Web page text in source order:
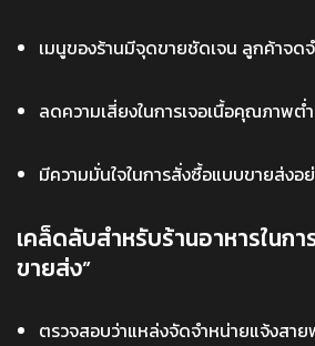
เมนูของร้านมีจุดขายชัดเจน ลูกค้าจด
ลดความเสี่ยงในการเจอเนื้อคุณภาพต่
มีความมั่นใจในการสั่งซื้อแบบขายส่งอ
เคล็ดลับสำหรับร้านอาหารในกา
ขายส่ง”
ตรวจสอบว่าแหล่งจัดจำหน่ายแจ้งสา